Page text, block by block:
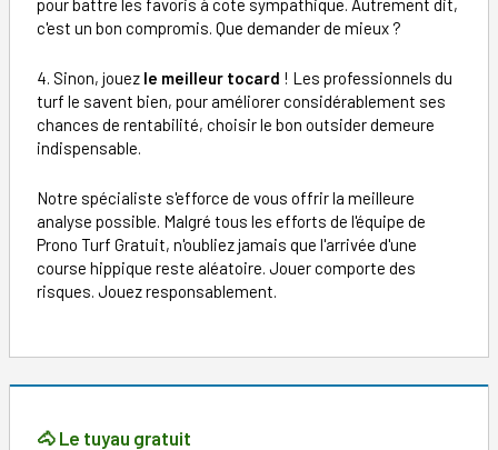
pour battre les favoris à cote sympathique. Autrement dit,
c'est un bon compromis. Que demander de mieux ?
4. Sinon, jouez le meilleur tocard ! Les professionnels du
turf le savent bien, pour améliorer considérablement ses
chances de rentabilité, choisir le bon outsider demeure
indispensable.
Notre spécialiste s'efforce de vous offrir la meilleure
analyse possible. Malgré tous les efforts de l'équipe de
Prono Turf Gratuit, n'oubliez jamais que l'arrivée d'une
course hippique reste aléatoire. Jouer comporte des
risques. Jouez responsablement.
🐴 Le tuyau gratuit